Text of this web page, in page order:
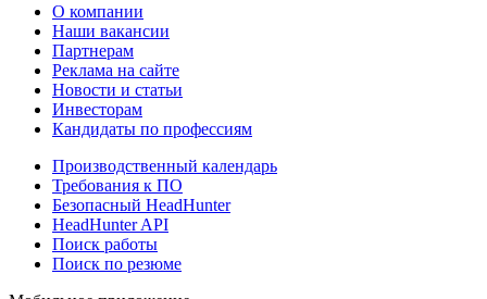
О компании
Наши вакансии
Партнерам
Реклама на сайте
Новости и статьи
Инвесторам
Кандидаты по профессиям
Производственный календарь
Требования к ПО
Безопасный HeadHunter
HeadHunter API
Поиск работы
Поиск по резюме